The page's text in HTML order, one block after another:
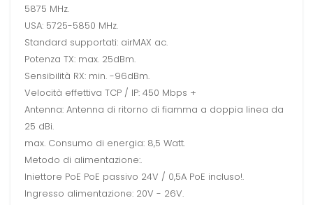
5875 MHz.
USA: 5725-5850 MHz.
Standard supportati: airMAX ac.
Potenza TX: max. 25dBm.
Sensibilità RX: min. -96dBm.
Velocità effettiva TCP / IP: 450 Mbps +
Antenna: Antenna di ritorno di fiamma a doppia linea da
25 dBi.
max. Consumo di energia: 8,5 Watt.
Metodo di alimentazione:.
Iniettore PoE PoE passivo 24V / 0,5A PoE incluso!.
Ingresso alimentazione: 20V - 26V.